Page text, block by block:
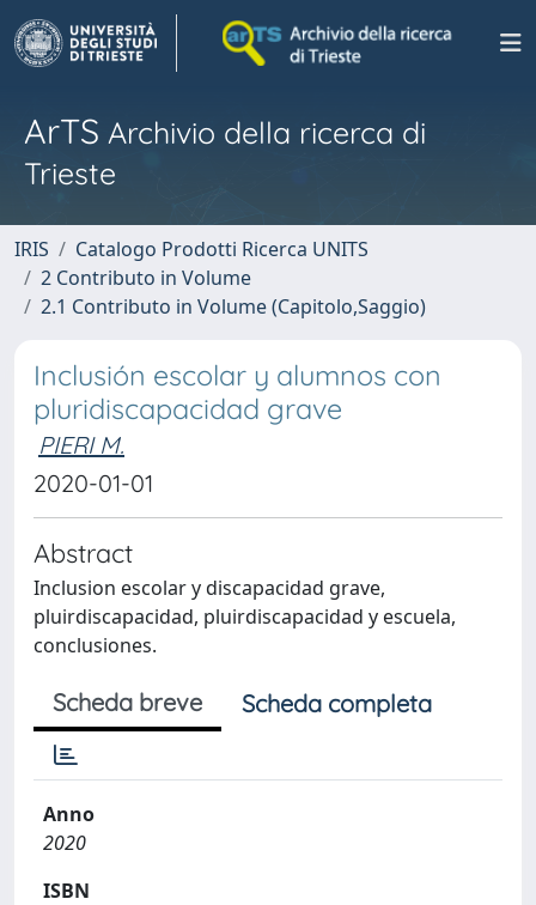
ArTS Archivio della ricerca di
Trieste
IRIS
Catalogo Prodotti Ricerca UNITS
2 Contributo in Volume
2.1 Contributo in Volume (Capitolo,Saggio)
Inclusión escolar y alumnos con
pluridiscapacidad grave
PIERI M.
2020-01-01
Abstract
Inclusion escolar y discapacidad grave,
pluirdiscapacidad, pluirdiscapacidad y escuela,
conclusiones.
Scheda breve Scheda completa
Anno
2020
ISBN